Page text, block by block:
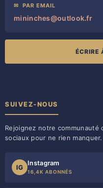
✉ PAR EMAIL
mininches@outlook.fr
ÉCRIRE
SUIVEZ-NOUS
Rejoignez notre communauté
sociaux pour ne rien manquer.
IG
Instagram
16,4K ABONNÉS